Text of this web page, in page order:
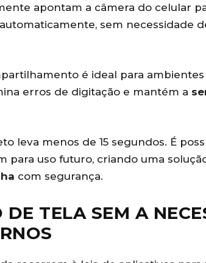
apontam a câmera do celular
sem necessidade
é ideal para
erros de digitação e mantém a
leva menos de 15 segundos. É
para uso futuro, criando uma
com segurança.
DE TELA SEM A